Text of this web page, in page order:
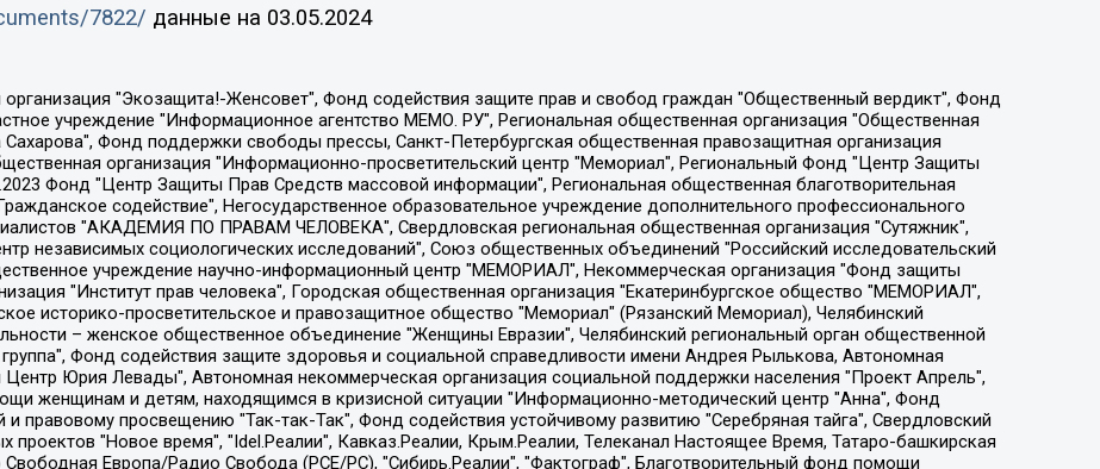
7822/ данные на 03.05.2024
Пензенский региональный общественный благотворительный фонд "Гражданский союз", "Север.Реалии", Некоммерческая организация Фонд "Правовая инициатива", Общество с ограниченной ответственностью "Радио Свободная Европа/Радио Свобода", Чешское информационное агентство "MEDIUM-ORIENT", Красноярская региональная общественная организация "Мы против СПИДа", Камалягин Денис Николаевич, Маркелов Сергей Евгеньевич, Пономарев Лев Александрович, Савицкая Людмила Алексеевна, Автономная некоммерческая организация "Центр по работе с проблемой насилия "НАСИЛИЮ.НЕТ", Межрегиональный профессиональный союз работников здравоохранения "Альянс врачей", Юридическое лицо, зарегистрированное в Латвийской Республике, SIA "Medusa Project" (регистрационный номер 40103797863, дата регистрации 10.06.2014), Некоммерческая организация "Фонд по борьбе с коррупцией", Автономная некоммерческая организация "Институт права и публичной политики", Баданин Роман Сергеевич, Гликин Максим Александрович, Железнова Мария Михайловна, Лукьянова Юлия Сергеевна, Маетная Елизавета Витальевна, Маняхин Петр Борисович, Чуракова Ольга Владимировна, Ярош Юлия Петровна, Юридическое лицо "The Insider SIA", зарегистрированное в Риге, Латвийская Республика (дата регистрации 26.06.2015), являющееся администратором доменного имени интернет-издания "The Insider SIA", https://theins.ru, Постернак Алексей Евгеньевич, Рубин Михаил Аркадьевич, Анин Роман Александрович, Юридическое лицо Istories fonds, зарегистрированное в Латвийской Республике (регистрационный номер 50008295751, дата регистрации 24.02.2020), Великовский Дмитрий Александрович, Долинина Ирина Николаевна, Мароховская Алеся Алексеевна, Шлейнов Роман Юрьевич, Шмагун Олеся Валентиновна, Общество с ограниченной ответственностью "Альтаир 2021", Общество с ограниченной ответственностью "Вега 2021", Общество с ограниченной ответственностью "Главный редактор 2021", Общество с ограниченной ответственностью "Ромашки монолит", Важенков Артем Валерьевич, Ивановская областная общественная организация "Центр гендерных исследований", Гурман Юрий Альбертович, Медиапроект "ОВД-Инфо", Егоров Владимир Владимирович, Жилинский Владимир Александрович, Общество с ограниченной ответственностью "ЗП", Иванова София Юрьевна, Карезина Инна Павловна, Кильтау Екатерина Викторовна, Петров Алексей Викторович, Пискунов Сергей Евгеньевич, Смирнов Сергей Сергеевич, Тихонов Михаил Сергеевич, Общество с ограниченной ответственностью "ЖУРНАЛИСТ-ИНОСТРАННЫЙ АГЕНТ", Арапова Галина Юрьевна, Вольтская Татьяна Анатольевна, Американская компания "Mason G.E.S. Anonymous Foundation" (США), являющаяся владельцем интернет-издания https://mnews.world/, Компания "Stichting Bellingcat", зарегистрированная в Нидерландах (дата регистрации 11.07.2018), Захаров Андрей Вячеславович, Клепиковская Екатерина Дмитриевна, Общество с ограниченной ответственностью "МЕМО", Перл Роман Александрович, Симонов Евгений Алексеевич, Соловьева Елена Анатольевна, Сотников Даниил Владимирович, Сурначева Елизавета Дмитриевна, Автономная некоммерческая организация по защите прав человека и информированию населения "Якутия – Наше Мнение", Общество с ограниченной ответственностью "Москоу диджитал медиа", с 26.01.2023 Общество с ограниченной ответственностью "Чайка Белые сады", Ветошкина Валерия Валерьевна, Заговора Максим Александрович, Межрегиональное общественное движение "Российская ЛГБТ - сеть", Оленичев Максим Владимирович, Павлов Иван Юрьевич, Скворцова Елена Сергеевна, Общество с ограниченной ответственностью "Как бы инагент", Кочетков Игорь Викторович, Общество с ограниченной ответственностью "Честные выборы", Еланчик Олег Александрович, Общество с ограниченной ответственностью "Нобелевский призыв", Гималова Регина Эмилевна, Григорьев Андрей Валерьевич, Григорьева Алина Александровна, Ассоциация по содействию защите прав призывников, альтернативнослужащих и военнослужащих "Правозащитная группа "Гражданин.Армия.Право", Хисамова Регина Фаритовна, Автономная некоммерческая организация по реализации социально-правовых программ "Лилит", Дальневосточное общественное движение "Маяк", Санкт-Петербургская ЛГБТ-инициативная группа "Выход", Инициативная группа ЛГБТ+ "Реверс", Алексеев Андрей Викторович, Бекбулатова Таисия Львовна, Беляев Иван Михайлович, Владыкина Елена Сергеевна, Гельман Марат Александрович, Никульшина Вероника Юрьевна, Толоконникова Надежда Андреевна, Шендерович Виктор Анатольевич, Общество с ограниченной ответственностью "Данное сообщение", Общество с ограниченной ответственностью Издательский дом "Новая глава", Айнбиндер Александра Александровна, Московский комьюнити-центр для ЛГБТ+инициатив, Благотворительный фонд развития филантропии, Deutsche Welle (Германия, Kurt-Schumacher-Strasse 3, 53113 Bonn), Борзунова Мария Михайловна, Воробьев Виктор Викторович, Голубева Анна Львовна, Константинова Алла Михайловна, Малкова Ирина Владимировна, Мурадов Мурад Абдулгалимович, Осетинская Елизавета Николаевна, Понасенков Евгений Николаевич, Ганапольский Матвей Юрьевич, Киселев Евгений Алексеевич, Борухович Ирина Григорьевна, Дремин Иван Тимофеевич, Дубровский Дмитрий Викторович, Красноярская региональная общественная организация поддержки и развития альтернативных образовательных технологий и межкультурных коммуникаций "ИНТЕРРА", Маяковская Екатерина Алексеевна, Фейгин Марк Захарович, Филимонов Андрей Викторович, Дзугкоева Регина Николаевна, Доброхотов Роман Александрович, Дудь Юрий Александрович, Елкин Сергей Владимирович, Кругликов Кирилл Игоревич, Сабунаева Мария Леонидовна, Семенов Алексей Владимирович, Шаинян Карен Багратович, Шульман Екатерина Михайловна, Асафьев Артур Валерьевич, Вахштайн Виктор Семенович, Венедиктов Алексей Алексеевич, Лушникова Екатерина Евгеньевна, Волков Леонид Михайлович, Невзоров Александр Глебович, Пархоменко Сергей Борисович, Сироткин Ярослав Николаевич, Кара-Мурза Владимир Владимирович, Баранова Наталья Владимировна, Гозман Леонид Яковлевич, Кагарлицкий Борис Юльевич, Климарев Михаил Валерьевич, Милов Владимир Станиславович, Автономная некоммерческая организация Краснодарский центр современного искусства "Типография", Моргенштерн Алишер Тагирович, Соболь Любовь Эдуардовна, Общество с ограниченной ответственностью "ЛИЗА НОРМ", Каспаров Гарри Кимович, Ходорковский Михаил Борисович, Общество с ограниченной ответственностью "Апрельские тезисы", Данилович Ирина Брониславовна, Кашин Олег Владимирович, Петров Николай Владимирович, Пивоваров Алексей Владимирович, Соколов Михаил Владимирович, Цветкова Юлия Владимировна, Чичваркин Евгений Александрович, Комитет против пыток/Команда против пыток, Общество с ограниченной ответственностью "Первый научный", Общество с ограниченной ответственностью "Вертолет и ко", Белоцерковская Вероника Борисовна, Кац Максим Евгеньевич, Лазарева Татьяна Юрьевна, Шаведдинов Руслан Табризович, Яшин Илья Валерьевич, Общество с ограниченной ответственностью "Иноагент ААВ", Алешковский Дмитрий Петрович, Альбац Евгения Марковна, Быков Дмитрий Львович, Галямина Юлия Евгеньевна, Лойко Сергей Леонидович, Мартынов Кирилл Константинович, Медведев Сергей Александрович, Крашенинников Федор Геннадиевич, Гордеева Катерина Вл